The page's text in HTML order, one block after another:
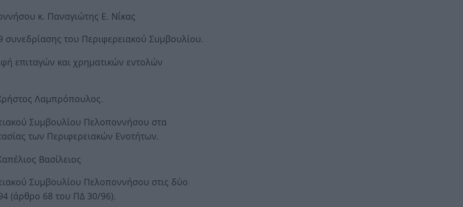
κ. Παναγιώτης Ε. Νίκας
του Περιφερειακού Συμβουλίου.
επιταγών και χρηματικών εντολών
Λαμπρόπουλος.
Συμβουλίου Πελοποννήσου στα
των Περιφερειακών Ενοτήτων.
Βασίλειος
Συμβουλίου Πελοποννήσου στις δύο
(άρθρο 68 του ΠΔ 30/96).